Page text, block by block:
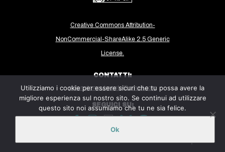
RECENSIONI
INTERNAZIONALE
AMERICHE
ESTREMO ORIENTE
EUROPA
MEDIO ORIENTE
MONDO
Creative Commons Attribution-
NonCommercial-ShareAlike 2.5 Generic
License.
CONTATTI:
milanoinmovimento@gmail.com
SEGUICI SU:
Utilizziamo i cookie per essere sicuri che tu possa avere la
migliore esperienza sul nostro sito. Se continui ad utilizzare
questo sito noi assumiamo che tu ne sia felice.
Ok